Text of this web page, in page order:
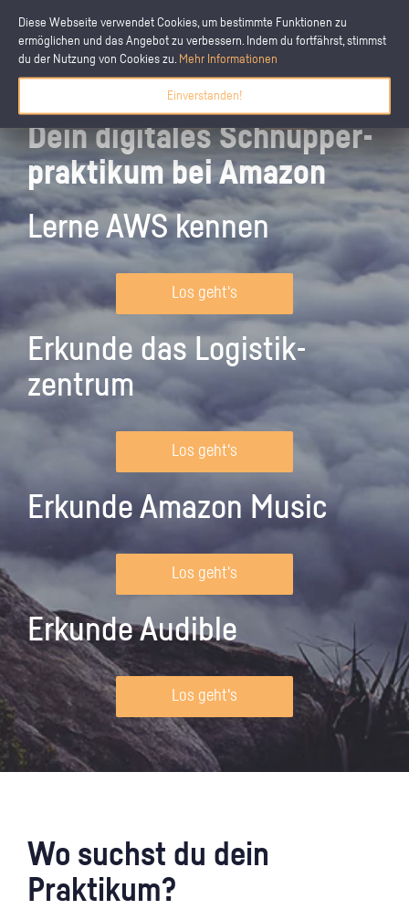
Diese Webseite verwendet Cookies, um bestimmte Funktionen zu
ermöglichen und das Angebot zu verbessern. Indem du fortfährst, stimmst
du der Nutzung von Cookies zu. Mehr Informationen
Einverstanden!
Dein digitales Schnupper­
praktikum bei Amazon
Lerne AWS kennen
Los geht's
Erkunde das Logistik­
zentrum
Los geht's
Erkunde Amazon Music
Los geht's
Erkunde Audible
Los geht's
Wo suchst du dein
Praktikum?